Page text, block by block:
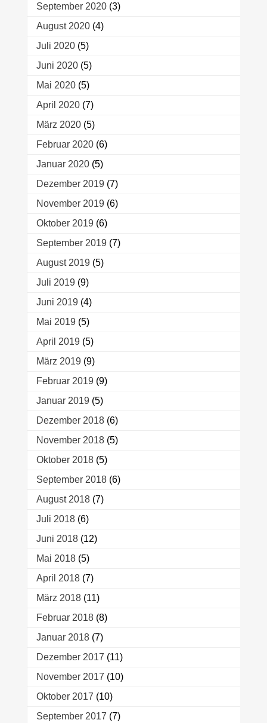
September 2020(3)
August 2020(4)
Juli 2020(5)
Juni 2020(5)
Mai 2020(5)
April 2020(7)
März 2020(5)
Februar 2020(6)
Januar 2020(5)
Dezember 2019(7)
November 2019(6)
Oktober 2019(6)
September 2019(7)
August 2019(5)
Juli 2019(9)
Juni 2019(4)
Mai 2019(5)
April 2019(5)
März 2019(9)
Februar 2019(9)
Januar 2019(5)
Dezember 2018(6)
November 2018(5)
Oktober 2018(5)
September 2018(6)
August 2018(7)
Juli 2018(6)
Juni 2018(12)
Mai 2018(5)
April 2018(7)
März 2018(11)
Februar 2018(8)
Januar 2018(7)
Dezember 2017 (11)
November 2017 (10)
Oktober 2017 (10)
September 2017 (7)